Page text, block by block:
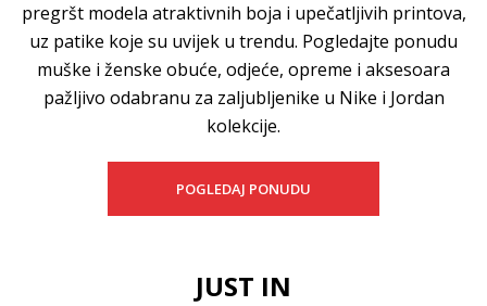
pregršt modela atraktivnih boja i upečatljivih printova,
uz patike koje su uvijek u trendu. Pogledajte ponudu
muške i ženske obuće, odjeće, opreme i aksesoara
pažljivo odabranu za zaljubljenike u Nike i Jordan
kolekcije.
POGLEDAJ PONUDU
JUST IN